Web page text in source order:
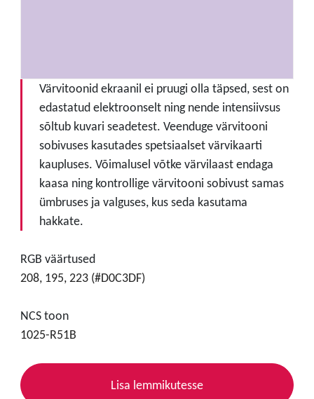
Värvitoonid ekraanil ei pruugi olla täpsed, sest on
edastatud elektroonselt ning nende intensiivsus
sõltub kuvari seadetest. Veenduge värvitooni
sobivuses kasutades spetsiaalset värvikaarti
kaupluses. Võimalusel võtke värvilaast endaga
kaasa ning kontrollige värvitooni sobivust samas
ümbruses ja valguses, kus seda kasutama
hakkate.
RGB väärtused
208, 195, 223 (#D0C3DF)
NCS toon
1025-R51B
Lisa lemmikutesse